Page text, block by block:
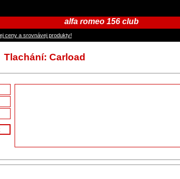
alfa romeo 156 club
ceny a srovnávej produkty!
Tlachání: Carload